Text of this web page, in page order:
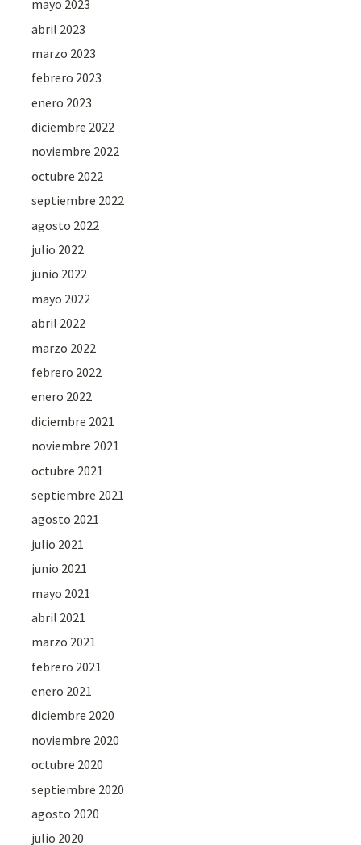
mayo 2023
abril 2023
marzo 2023
febrero 2023
enero 2023
diciembre 2022
noviembre 2022
octubre 2022
septiembre 2022
agosto 2022
julio 2022
junio 2022
mayo 2022
abril 2022
marzo 2022
febrero 2022
enero 2022
diciembre 2021
noviembre 2021
octubre 2021
septiembre 2021
agosto 2021
julio 2021
junio 2021
mayo 2021
abril 2021
marzo 2021
febrero 2021
enero 2021
diciembre 2020
noviembre 2020
octubre 2020
septiembre 2020
agosto 2020
julio 2020